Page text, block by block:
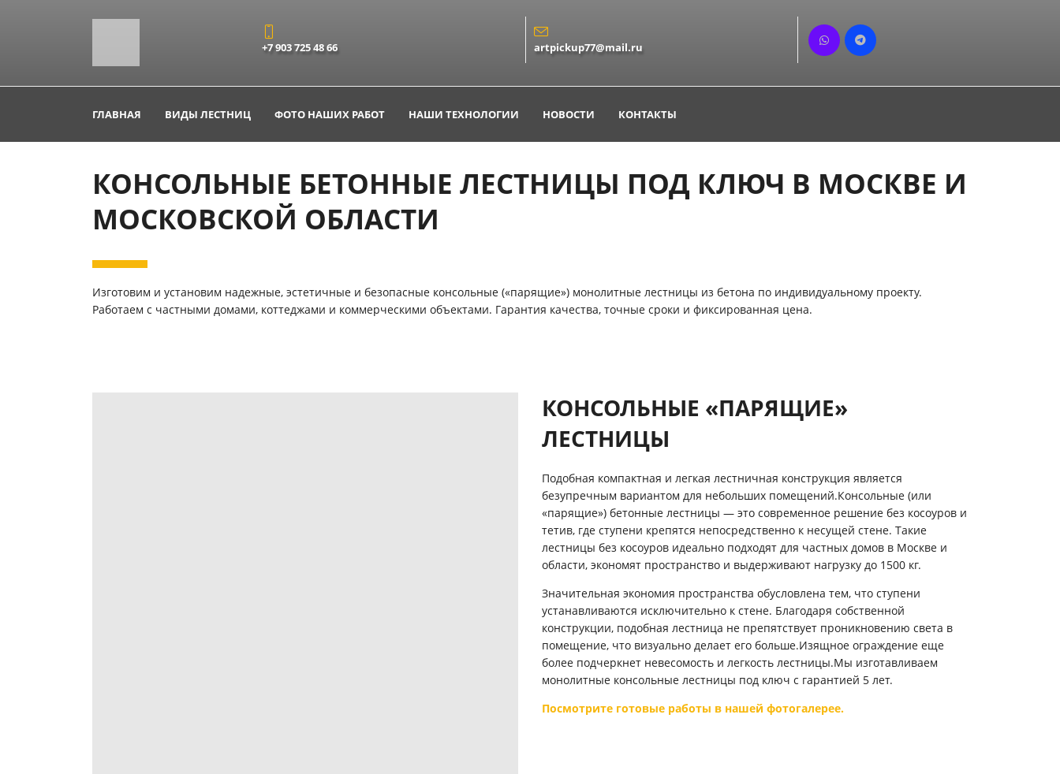
+7 903 725 48 66 artpickup77@mail.ru
ГЛАВНАЯ ВИДЫ ЛЕСТНИЦ ФОТО НАШИХ РАБОТ НАШИ ТЕХНОЛОГИИ НОВОСТИ КОНТАКТЫ
КОНСОЛЬНЫЕ БЕТОННЫЕ ЛЕСТНИЦЫ ПОД КЛЮЧ В МОСКВЕ И
МОСКОВСКОЙ ОБЛАСТИ
Изготовим и установим надежные, эстетичные и безопасные консольные («парящие») монолитные лестницы из бетона по индивидуальному проекту.
Работаем с частными домами, коттеджами и коммерческими объектами. Гарантия качества, точные сроки и фиксированная цена.
КОНСОЛЬНЫЕ «ПАРЯЩИЕ»
ЛЕСТНИЦЫ
Подобная компактная и легкая лестничная конструкция является
безупречным вариантом для небольших помещений.Консольные (или
«парящие») бетонные лестницы — это современное решение без косоуров и
тетив, где ступени крепятся непосредственно к несущей стене. Такие
лестницы без косоуров идеально подходят для частных домов в Москве и
области, экономят пространство и выдерживают нагрузку до 1500 кг.
Значительная экономия пространства обусловлена тем, что ступени
устанавливаются исключительно к стене. Благодаря собственной
конструкции, подобная лестница не препятствует проникновению света в
помещение, что визуально делает его больше.Изящное ограждение еще
более подчеркнет невесомость и легкость лестницы.Мы изготавливаем
монолитные консольные лестницы под ключ с гарантией 5 лет.
Посмотрите готовые работы в нашей фотогалерее.